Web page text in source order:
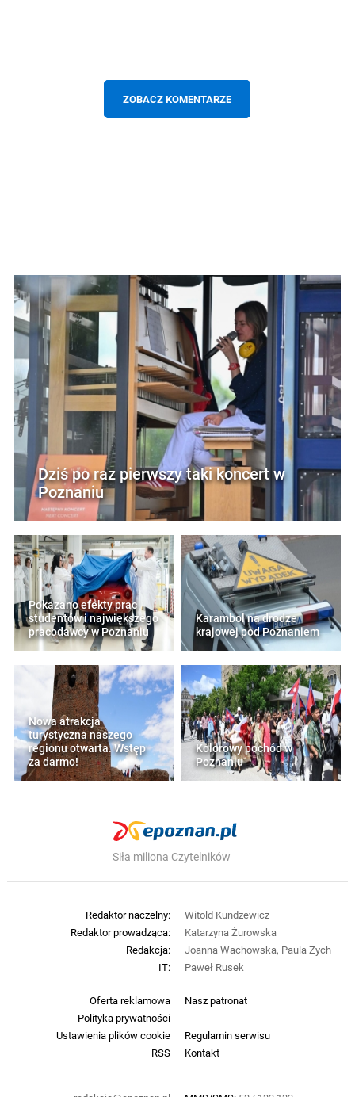
ZOBACZ KOMENTARZE
Dziś po raz pierwszy taki koncert w
Poznaniu
Pokazano efekty prac
studentów i największego
pracodawcy w Poznaniu
Karambol na drodze
krajowej pod Poznaniem
Nowa atrakcja
turystyczna naszego
regionu otwarta. Wstęp
za darmo!
Kolorowy pochód w
Poznaniu
Siła miliona Czytelników
Oferta reklamowa
Nasz patronat
Polityka prywatności
Ustawienia plików cookie
Regulamin serwisu
RSS
Kontakt
Redaktor naczelny:
Witold Kundzewicz
Redaktor prowadząca:
Katarzyna Żurowska
Redakcja:
Joanna Wachowska, Paula Zych
IT:
Paweł Rusek